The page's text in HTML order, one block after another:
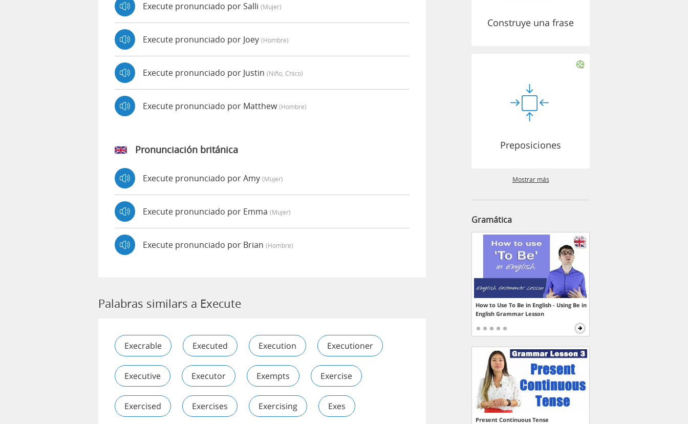
Execute pronunciado por Salli (mujer)
Execute pronunciado por Joey (hombre)
Execute pronunciado por Justin (niño, Chico)
Execute pronunciado por Matthew(hombre)
Pronunciación británica
Execute pronunciado por Amy (mujer)
Execute pronunciado por Emma (mujer)
Execute pronunciado por Brian (hombre)
Palabras similars a Execute
Execrable Executed Execution Executioner
Executive Executor Exempts Exercise
Exercised Exercises Exercising Exes
Construye una frase
Preposiciones
Mostrar más
Gramática
How to Use To Be in English - Using Be in
English Grammar Lesson
Present Continuous Tense